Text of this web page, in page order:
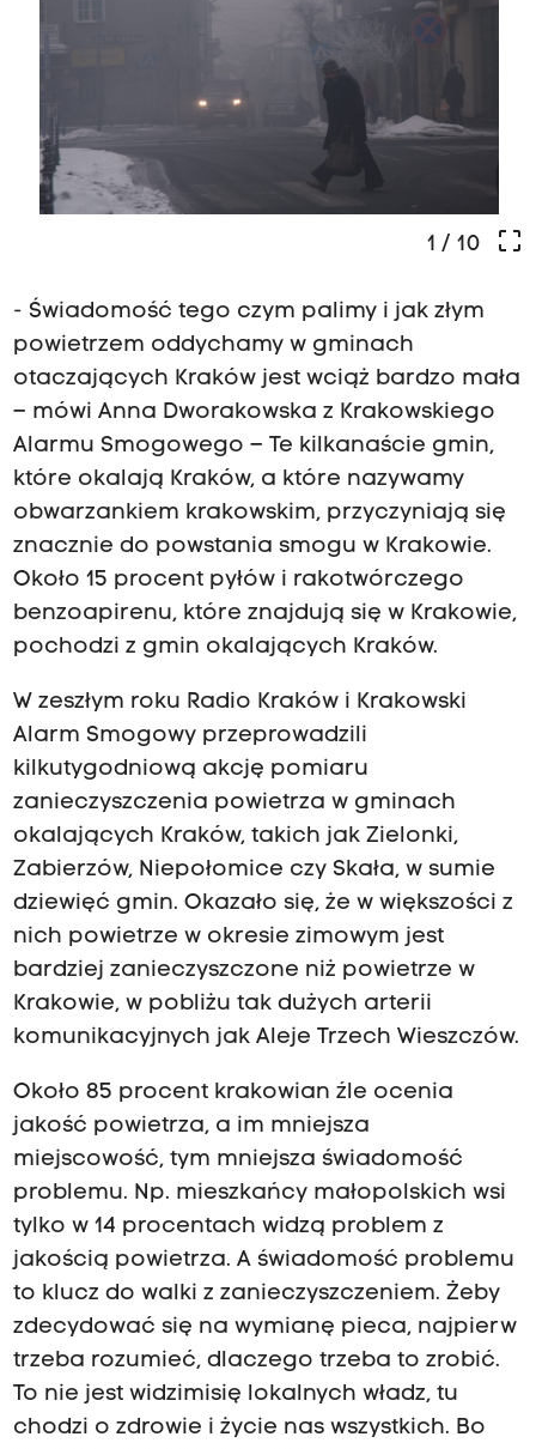
crop_free
1 / 10
- Świadomość tego czym palimy i jak złym
powietrzem oddychamy w gminach
otaczających Kraków jest wciąż bardzo mała
– mówi Anna Dworakowska z Krakowskiego
Alarmu Smogowego – Te kilkanaście gmin,
które okalają Kraków, a które nazywamy
obwarzankiem krakowskim, przyczyniają się
znacznie do powstania smogu w Krakowie.
Około 15 procent pyłów i rakotwórczego
benzoapirenu, które znajdują się w Krakowie,
pochodzi z gmin okalających Kraków.
W zeszłym roku Radio Kraków i Krakowski
Alarm Smogowy przeprowadzili
kilkutygodniową akcję pomiaru
zanieczyszczenia powietrza w gminach
okalających Kraków, takich jak Zielonki,
Zabierzów, Niepołomice czy Skała, w sumie
dziewięć gmin. Okazało się, że w większości z
nich powietrze w okresie zimowym jest
bardziej zanieczyszczone niż powietrze w
Krakowie, w pobliżu tak dużych arterii
komunikacyjnych jak Aleje Trzech Wieszczów.
Około 85 procent krakowian źle ocenia
jakość powietrza, a im mniejsza
miejscowość, tym mniejsza świadomość
problemu. Np. mieszkańcy małopolskich wsi
tylko w 14 procentach widzą problem z
jakością powietrza. A świadomość problemu
to klucz do walki z zanieczyszczeniem. Żeby
zdecydować się na wymianę pieca, najpierw
trzeba rozumieć, dlaczego trzeba to zrobić.
To nie jest widzimisię lokalnych władz, tu
chodzi o zdrowie i życie nas wszystkich. Bo